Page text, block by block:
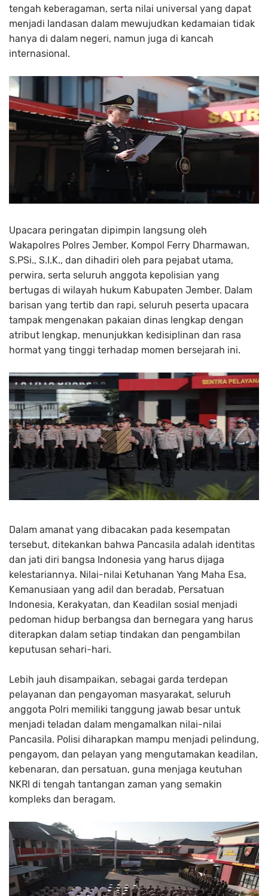
tengah keberagaman, serta nilai universal yang dapat
menjadi landasan dalam mewujudkan kedamaian tidak
hanya di dalam negeri, namun juga di kancah
internasional.
Upacara peringatan dipimpin langsung oleh
Wakapolres Polres Jember, Kompol Ferry Dharmawan,
S.PSi., S.I.K., dan dihadiri oleh para pejabat utama,
perwira, serta seluruh anggota kepolisian yang
bertugas di wilayah hukum Kabupaten Jember. Dalam
barisan yang tertib dan rapi, seluruh peserta upacara
tampak mengenakan pakaian dinas lengkap dengan
atribut lengkap, menunjukkan kedisiplinan dan rasa
hormat yang tinggi terhadap momen bersejarah ini.
Dalam amanat yang dibacakan pada kesempatan
tersebut, ditekankan bahwa Pancasila adalah identitas
dan jati diri bangsa Indonesia yang harus dijaga
kelestariannya. Nilai-nilai Ketuhanan Yang Maha Esa,
Kemanusiaan yang adil dan beradab, Persatuan
Indonesia, Kerakyatan, dan Keadilan sosial menjadi
pedoman hidup berbangsa dan bernegara yang harus
diterapkan dalam setiap tindakan dan pengambilan
keputusan sehari-hari.
Lebih jauh disampaikan, sebagai garda terdepan
pelayanan dan pengayoman masyarakat, seluruh
anggota Polri memiliki tanggung jawab besar untuk
menjadi teladan dalam mengamalkan nilai-nilai
Pancasila. Polisi diharapkan mampu menjadi pelindung,
pengayom, dan pelayan yang mengutamakan keadilan,
kebenaran, dan persatuan, guna menjaga keutuhan
NKRI di tengah tantangan zaman yang semakin
kompleks dan beragam.